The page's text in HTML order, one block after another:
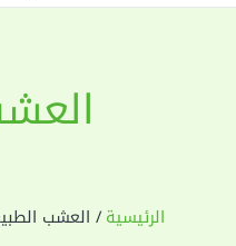
الرئيسية العشب